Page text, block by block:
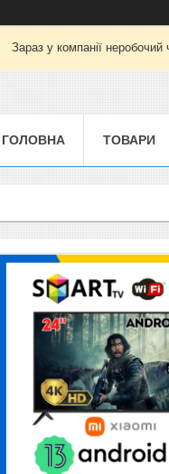
Зараз у компанії
ГОЛОВНА ТОВАРИ